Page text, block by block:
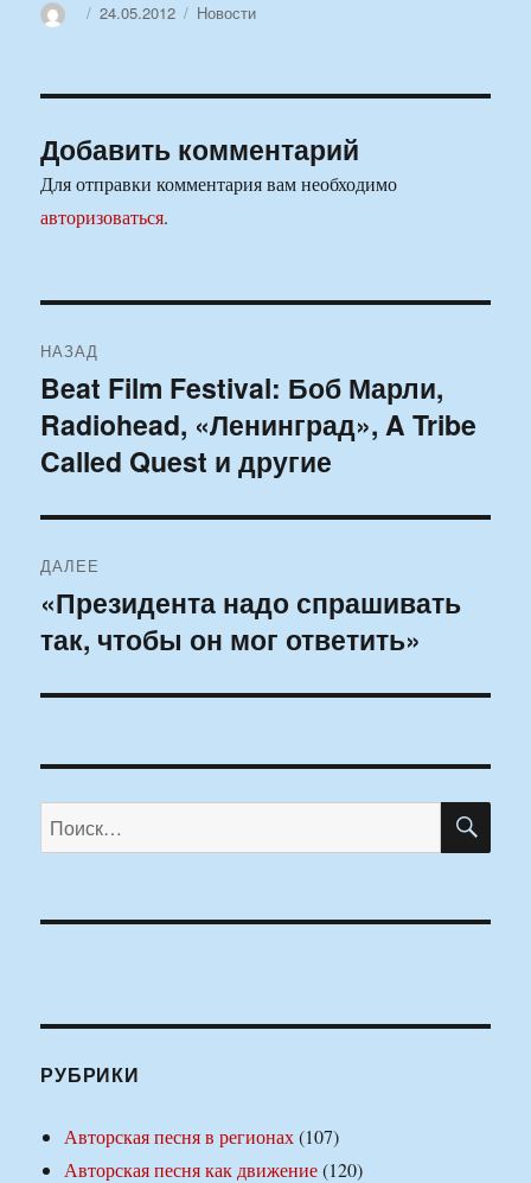
АвторОпубликовано
24.05.2012 Рубрики
Новости
Добавить комментарий
Для отправки комментария вам необходимо
авторизоваться.
по
записям
НАЗАД
Предыдущая
запись:
Beat Film Festival: Боб Марли,
Radiohead, «Ленинград», A Tribe
Called Quest и другие
ДАЛЕЕ
Следующая
запись:
«Президента надо спрашивать
так, чтобы он мог ответить»
Искать:
РУБРИКИ
Авторская песня в регионах(107)
Авторская песня как движение(120)